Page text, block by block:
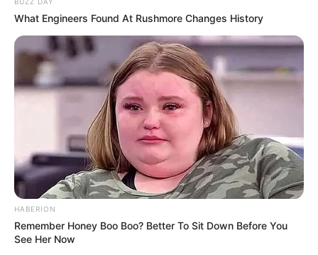
BUZZ DAY
What Engineers Found At Rushmore Changes History
HABERION
Remember Honey Boo Boo? Better To Sit Down Before You
See Her Now